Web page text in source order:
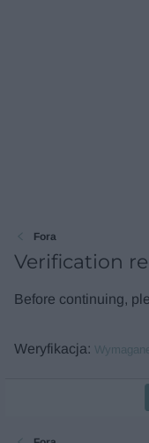
Fora
Verification
Before continuing,
Weryfikacja Wymagane